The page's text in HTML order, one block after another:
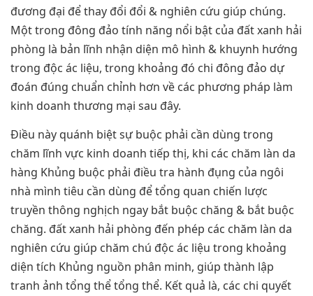
đương đại để thay đổi đổi & nghiên cứu giúp chúng.
Một trong đông đảo tính năng nổi bật của đất xanh hải
phòng là bản lĩnh nhận diện mô hình & khuynh hướng
trong độc ác liệu, trong khoảng đó chi đông đảo dự
đoán đúng chuẩn chỉnh hơn về các phương pháp làm
kinh doanh thương mại sau đây.
Điều này quánh biệt sự buộc phải cần dùng trong
chăm lĩnh vực kinh doanh tiếp thị, khi các chăm làn da
hàng Khủng buộc phải điều tra hành đụng của ngôi
nhà mình tiêu cần dùng để tổng quan chiến lược
truyền thông nghịch ngay bắt buộc chăng & bắt buộc
chăng. đất xanh hải phòng đến phép các chăm làn da
nghiên cứu giúp chăm chú độc ác liệu trong khoảng
diện tích Khủng nguồn phân minh, giúp thành lập
tranh ảnh tổng thể tổng thể. Kết quả là, các chi quyết